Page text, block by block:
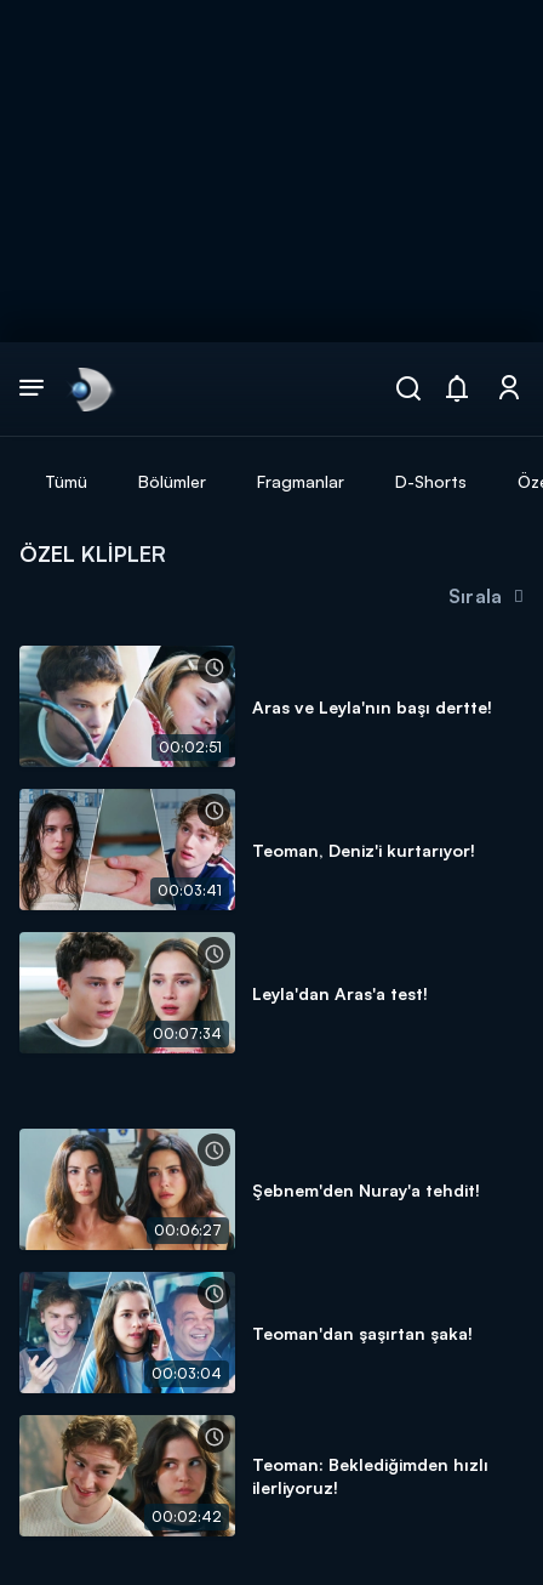
DİĞER SONUÇLAR
Tümü Bölümler Fragmanlar D-Shorts
ÖZEL KLIPLER
Sırala
00:02:51
Aras ve Leyla'nın başı dertte!
00:03:41
Teoman, Deniz'i kurtarıyor!
00:07:34
Leyla'dan Aras'a test!
00:06:27
Şebnem'den Nuray'a tehdit!
00:03:04
Teoman'dan şaşırtan şaka!
00:02:42
Teoman: Beklediğimden hızlı
ilerliyoruz!